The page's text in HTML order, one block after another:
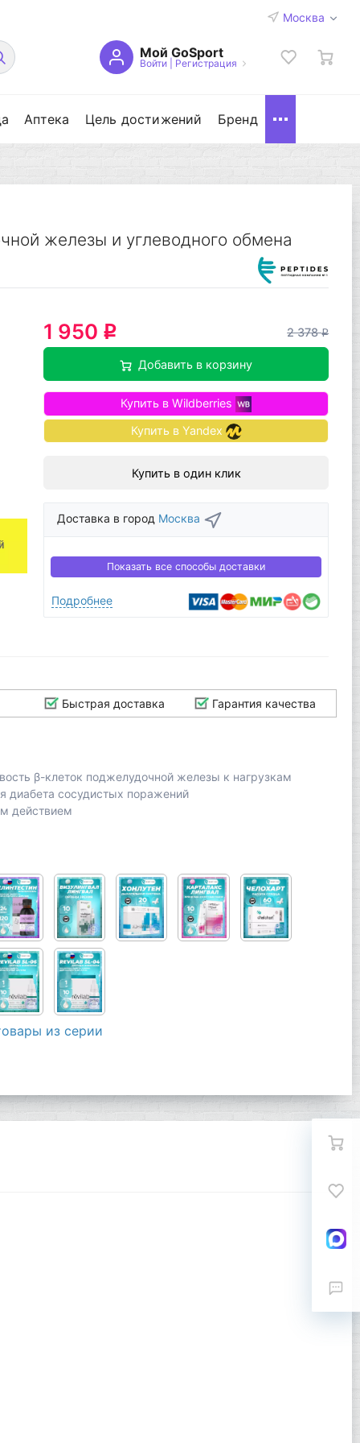
Москва
Мой GoSport
Войти| Регистрация
Аптека Цель достижений Бренд
железы и углеводного обмена
1 950 q 2 378q
Добавить в корзину
Купить в Wildberries
Купить в Yandex
Купить в один клик
Доставка в город Москва
Показать все способы доставки
Подробнее
Быстрая доставка Гарантия качества
β-клеток поджелудочной железы к нагрузкам
диабета сосудистых поражений
действием
из серии